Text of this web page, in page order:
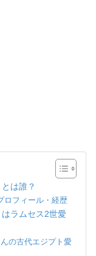
は誰？
ロフィール・経歴
ラムセス2世愛
の古代エジプト愛